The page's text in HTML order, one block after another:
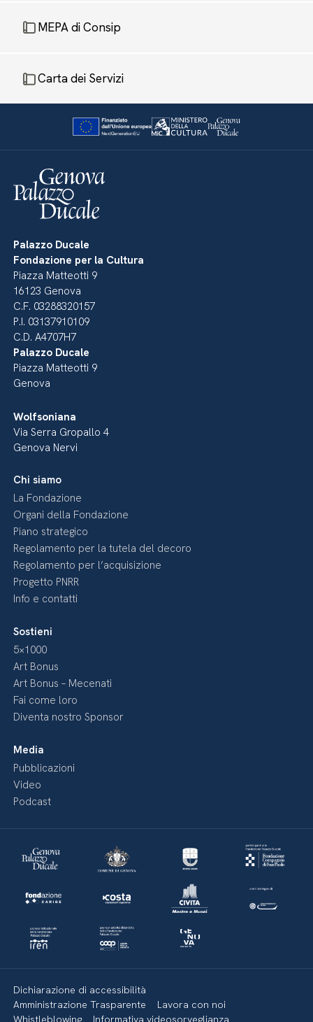
MEPA di Consip
Carta dei Servizi
Palazzo Ducale
Fondazione per la Cultura
Piazza Matteotti 9
16123 Genova
C.F. 03288320157
P.I. 03137910109
C.D. A4707H7
Palazzo Ducale
Piazza Matteotti 9
Genova
Wolfsoniana
Via Serra Gropallo 4
Genova Nervi
Chi siamo
La Fondazione
Organi della Fondazione
Piano strategico
Regolamento per la tutela del decoro
Regolamento per l’acquisizione
Progetto PNRR
Info e contatti
Sostieni
5×1000
Art Bonus
Art Bonus – Mecenati
Fai come loro
Diventa nostro Sponsor
Media
Pubblicazioni
Video
Podcast
Dichiarazione di accessibilità
Amministrazione Trasparente
Lavora con noi
Whistleblowing
Informativa videosorveglianza